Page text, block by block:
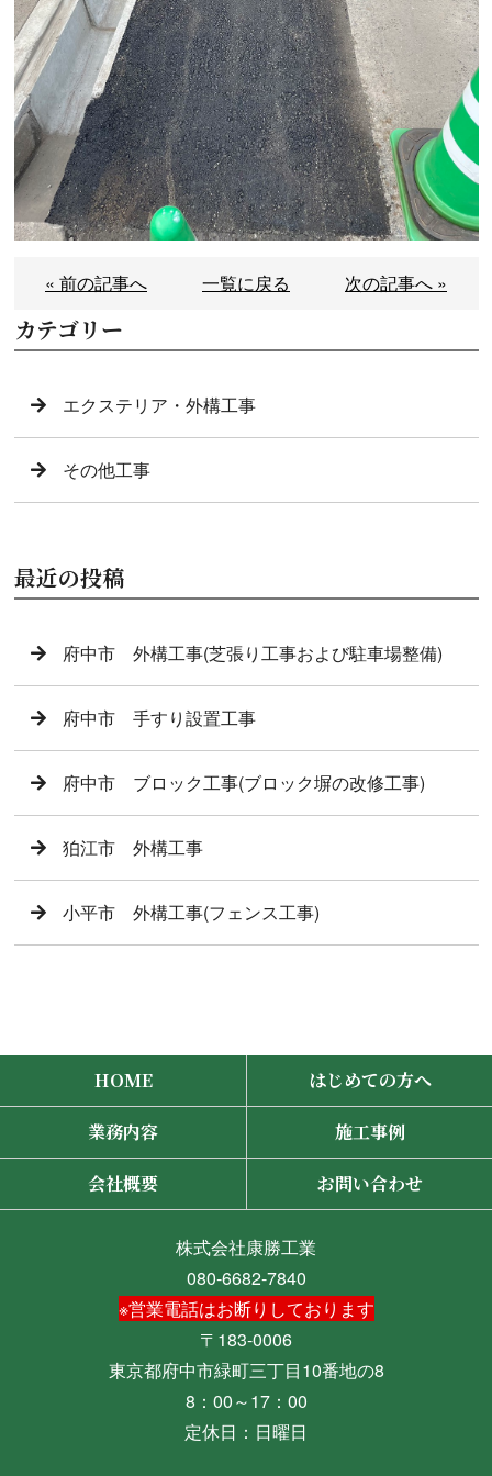
« 前の記事へ 一覧に戻る 次の記事へ »
カテゴリー
エクステリア・外構工事
その他工事
最近の投稿
府中市 外構工事(芝張り工事および駐車場整備)
府中市 手すり設置工事
府中市 ブロック工事(ブロック塀の改修工事)
狛江市 外構工事
小平市 外構工事(フェンス工事)
HOME はじめての方へ
業務内容 施工事例
会社概要 お問い合わせ
株式会社康勝工業
080-6682-7840
※営業電話はお断りしております
〒183-0006
東京都府中市緑町三丁目10番地の8
8：00～17：00
定休日：日曜日